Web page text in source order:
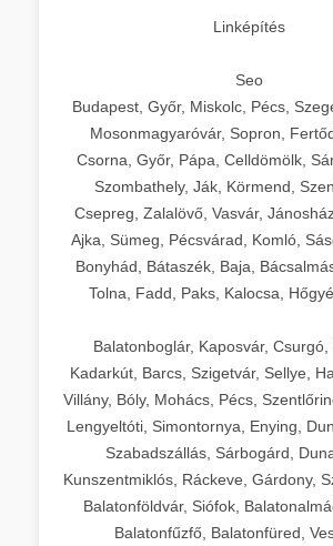
Linképítés
Seo
Budapest, Győr, Miskolc, Pécs,
Mosonmagyaróvár, Sopron,
Csorna, Győr, Pápa, Celldömölk,
Szombathely, Ják, Körmend,
Csepreg, Zalalövő, Vasvár,
Ajka, Sümeg, Pécsvárad, Komló,
Bonyhád, Bátaszék, Baja,
Tolna, Fadd, Paks, Kalocsa,
Balatonboglár, Kaposvár, Csurgó,
Kadarkút, Barcs, Szigetvár, Sellye,
Villány, Bóly, Mohács, Pécs,
Lengyeltóti, Simontornya, Enying,
Szabadszállás, Sárbogárd,
Kunszentmiklós, Ráckeve, Gárdony,
Balatonföldvár, Siófok,
Balatonfűzfő, Balatonfüred,